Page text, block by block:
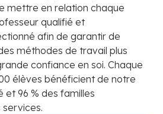
mettre en relation chaque
qualifié et
afin de garantir de
méthodes de travail plus
confiance en soi. Chaque
élèves bénéficient de notre
et 96 % des familles